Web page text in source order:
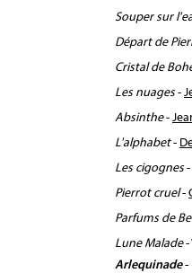
Souper sur
Départ de
Cristal de
Les nuages-
Absinthe-
L'alphabet-
Les cigognes-
Pierrot cruel-
Parfums de
Lune Malade-
Arlequinade-